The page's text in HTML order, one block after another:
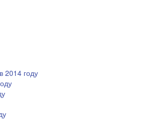
2014 году